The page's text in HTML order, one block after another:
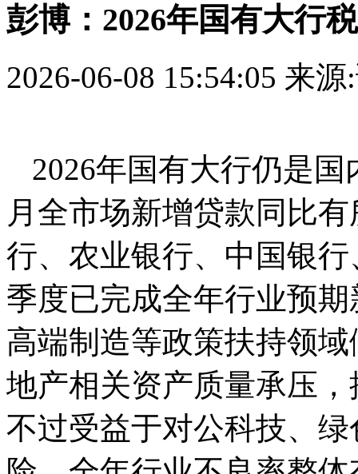
彭博：2026年国有大行
2026-06-08 15:54:05 来源
2026年国有大行仍是
月全市场新增贷款同比
行、农业银行、中国银
季度已完成全年行业预
高端制造等政策扶持领
地产相关资产质量承压
不过受益于对公科技、